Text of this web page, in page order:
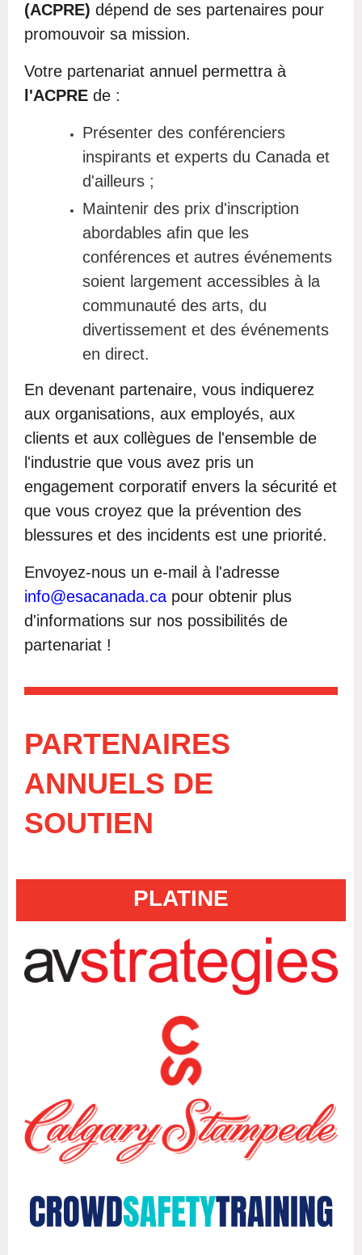
(ACPRE) dépend de ses partenaires pour
promouvoir sa mission.
Votre partenariat annuel permettra à
l'ACPRE de :
Présenter des conférenciers
inspirants et experts du Canada et
d'ailleurs ;
Maintenir des prix d'inscription
abordables afin que les
conférences et autres événements
soient largement accessibles à la
communauté des arts, du
divertissement et des événements
en direct.
En devenant partenaire, vous indiquerez
aux organisations, aux employés, aux
clients et aux collègues de l'ensemble de
l'industrie que vous avez pris un
engagement corporatif envers la sécurité et
que vous croyez que la prévention des
blessures et des incidents est une priorité.
Envoyez-nous un e-mail à l'adresse
info@esacanada.ca pour obtenir plus
d'informations sur nos possibilités de
partenariat !
PARTENAIRES
ANNUELS DE
SOUTIEN
PLATINE